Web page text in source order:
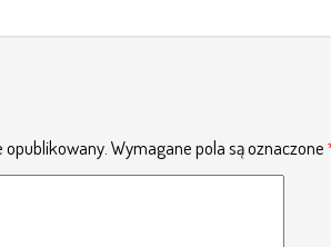
opublikowany. Wymagane pola są oznaczone